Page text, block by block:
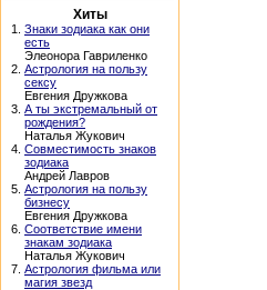
Хиты
1. Знаки зодиака как они
есть
Элеонора Гавриленко
2. Астрология на пользу
сексу
Евгения Дружкова
3. А ты экстремальный от
рождения?
Наталья Жукович
4. Совместимость знаков
зодиака
Андрей Лавров
5. Астрология на пользу
бизнесу
Евгения Дружкова
6. Соответствие имени
знакам зодиака
Наталья Жукович
7. Астрология фильма или
магия звезд